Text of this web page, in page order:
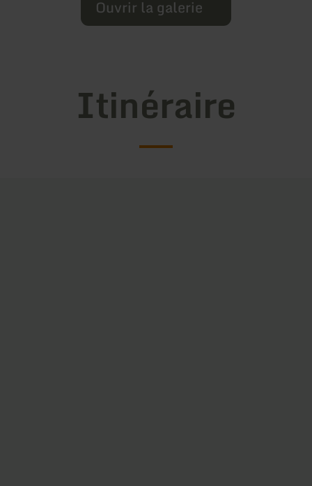
Ouvrir la galerie
Itinéraire